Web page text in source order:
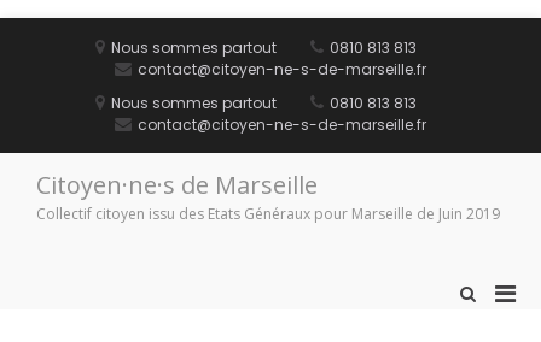
Nous sommes partout
0810 813 813
contact@citoyen-ne-s-de-marseille.fr
Nous sommes partout
0810 813 813
contact@citoyen-ne-s-de-marseille.fr
Citoyen·ne·s de Marseille
Collectif citoyen issu des Etats Généraux pour Marseille de Juin 2019
Afficher